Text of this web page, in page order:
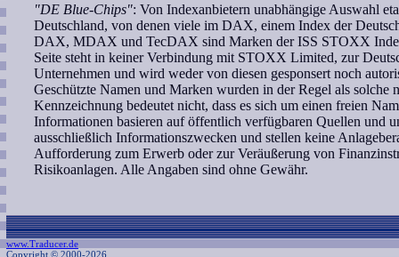
"DE Blue-Chips": Von Indexanbietern unabhängige Auswahl
Deutschland, von denen viele im DAX, einem Index der
DAX, MDAX und TecDAX sind Marken der ISS STOXX
Seite steht in keiner Verbindung mit STOXX Limited, zur
Unternehmen und wird weder von diesen gesponsert noch
Geschützte Namen und Marken wurden in der Regel als solche
Kennzeichnung bedeutet nicht, dass es sich um einen freien
Informationen basieren auf öffentlich verfügbaren Quellen und
ausschließlich Informationszwecken und stellen keine
Aufforderung zum Erwerb oder zur Veräußerung von
Risikoanlagen. Alle Angaben sind ohne Gewähr.
www.Traducer.de
Copyright © 2000-2026